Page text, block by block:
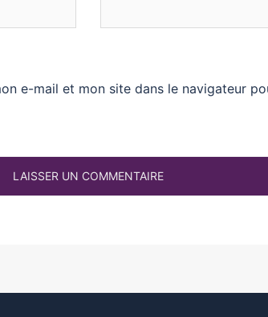
e-mail et mon site dans le navigateur